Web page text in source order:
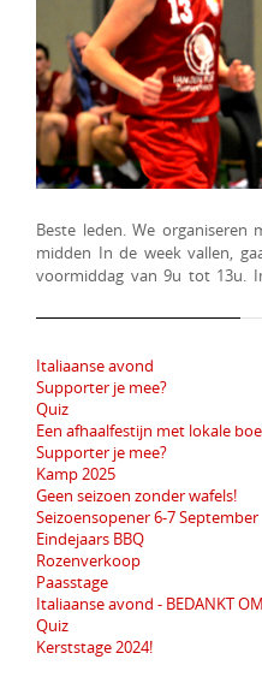
Beste leden. We
midden In de week vallen,
voormiddag van 9u tot 13u.
Italiaanse avond
Supporter je mee?
Quiz
Een afhaalfestijn met lokale
Supporter je mee?
Kamp 2025
Geen seizoen zonder wafels!
Seizoensopener 6-7 September
Eindejaars BBQ
Rozenverkoop
Paasstage
Italiaanse avond - BEDANKT
Quiz
Kerststage 2024!